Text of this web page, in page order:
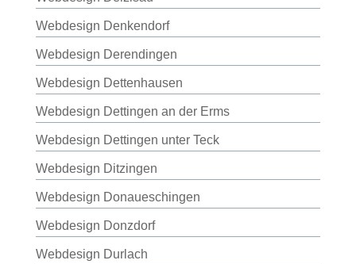
Webdesign Denkendorf
Webdesign Derendingen
Webdesign Dettenhausen
Webdesign Dettingen an der Erms
Webdesign Dettingen unter Teck
Webdesign Ditzingen
Webdesign Donaueschingen
Webdesign Donzdorf
Webdesign Durlach